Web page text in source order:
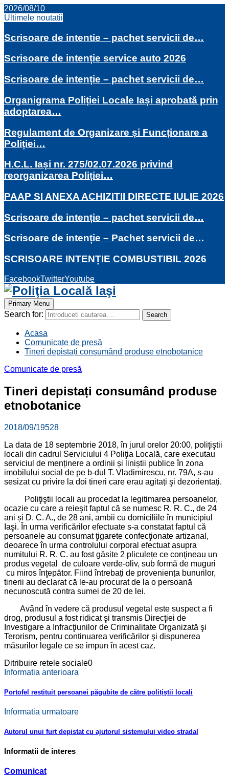
2026/08/10
Ultimele noutatii
Scrisoare de intentie – pachet servicii de…
Scrisoare de intenție service auto 2026
Scrisoare de intenție – pachet servicii de…
Organigrama Poliției Locale Iași aprobată prin
adoptarea…
Regulament de Organizare și Funcționare a
Poliției…
H.C.L. Iași nr. 275/02.07.2026 privind
reorganizarea Poliției…
PAAP SI ANEXA ACHIZITII DIRECTE IULIE 2026
Scrisoare de intenție – pachet servicii de…
Scrisoare de intenție – Pachet servicii de…
SCRISOARE INTENȚIE COMBUSTIBIL 2026
FacebookTwitterYoutube
Primary Menu
Search for: Search
Acasa
Comunicate de presă
Tineri depistați consumând produse etnobotanice
Comunicate de presă
Tineri depistați consumând produse
etnobotanice
2018/09/19528
La data de 18 septembrie 2018, în jurul orelor 20:00, poliţiştii
locali din cadrul Serviciului 4 Poliţia Locală, care executau
serviciul de menținere a ordinii și liniștii publice în zona
imobilului social de pe b-dul T. Vladimirescu, nr. 79A, s-au
sesizat cu privire la doi tineri care erau agitați şi dezorientați.
Poliţiştii locali au procedat la legitimarea persoanelor,
ocazie cu care a reieşit faptul că se numesc R. R. C., de 24
ani și D. C. A., de 28 ani, ambii cu domiciliile în municipiul
Iaşi. În urma verificărilor efectuate s-a constatat faptul că
persoanele au consumat ţigarete confecţionate artizanal,
deoarece în urma controlului corporal efectuat asupra
numitului R. R. C. au fost găsite 2 pliculețe ce conţineau un
produs vegetal de culoare verde-oliv, sub formă de muguri
cu miros înţepător. Fiind întrebați de proveniența bunurilor,
tinerii au declarat că le-au procurat de la o persoană
necunoscută contra sumei de 20 de lei.
Având în vedere că produsul vegetal este suspect a fi
drog, produsul a fost ridicat şi transmis Direcţiei de
Investigare a Infracţiunilor de Criminalitate Organizată şi
Terorism, pentru continuarea verificărilor şi dispunerea
măsurilor legale ce se impun în acest caz.
Ditribuire retele sociale0
Informatia anterioara
Portofel restituit persoanei păgubite de către polițiștii locali
Informatia urmatoare
Autorul unui furt depistat cu ajutorul sistemului video stradal
Informatii de interes
Comunicat